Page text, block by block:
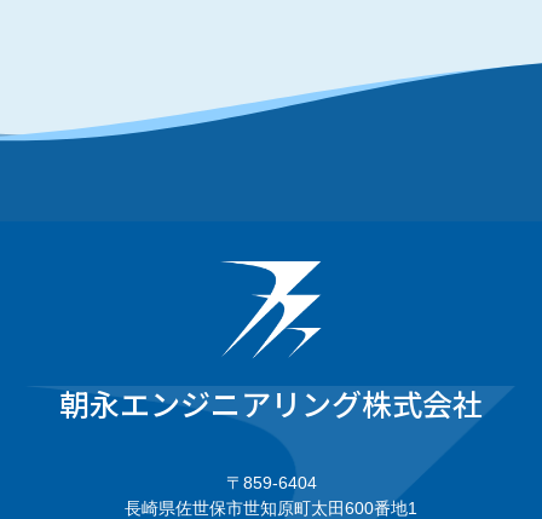
朝永エンジニアリング株式会社
〒859-6404
長崎県佐世保市世知原町太田600番地1